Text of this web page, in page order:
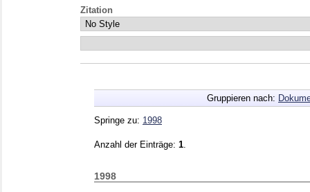
Zitation
Gruppieren nach:
Springe zu: 1998
Anzahl der Einträge: 1
1998